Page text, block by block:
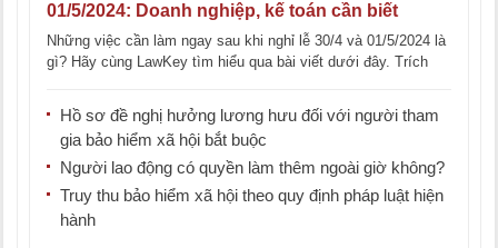
01/5/2024: Doanh nghiệp, kế toán cần biết
Những việc cần làm ngay sau khi nghỉ lễ 30/4 và 01/5/2024 là
gì? Hãy cùng LawKey tìm hiểu qua bài viết dưới đây. Trích
Hồ sơ đề nghị hưởng lương hưu đối với người tham
gia bảo hiểm xã hội bắt buộc
Người lao động có quyền làm thêm ngoài giờ không?
Truy thu bảo hiểm xã hội theo quy định pháp luật hiện
hành